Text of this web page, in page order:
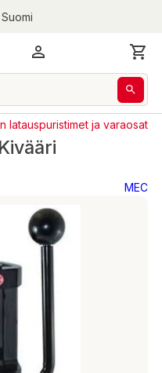
Suomi
latauspuristimet ja varaosat
MEC